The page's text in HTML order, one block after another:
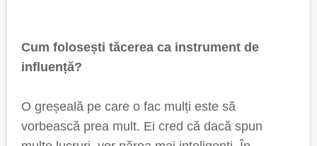
Cum folosești tăcerea ca instrument de
influență?
O greșeală pe care o fac mulți este să
vorbească prea mult. Ei cred că dacă spun